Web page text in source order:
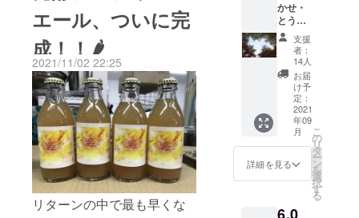
えつける予定です。さて、
前置きが長くなってしまい
ましたが今日はクラファン
の返礼のご報告です。畑の
命名権！このリターンを選
んでいただいたのは、同じ
さいたま市緑区で会社を
やっているＡ‐ＬＩＮＥ
（エーライン）の杉田将大
ホームレス状態にある方・
社会的に弱い立場にある方
への支援活動をしている団
体です。十色では、以前よ
りほっとプラスさんに作業
を依頼して田んぼの整備や
除草などを手伝ってもらっ
ています。十色は女性メン
バーが中心となっているの
エール、ついに完
成！！🌶
2021/11/02 22:25
リターンの中で最も早くな
かせ・
とうが
らし1種
300〜
500g】
十色で
栽培し
たとう
がらし1
種を送
りま
す。 何
が入っ
てくる
み！ 詳
支援
者：
14人
お届
け予
定：
2021
年09
月
詳細を見る
こ
の
リ
タ
ー
ン
を
選
択
す
る